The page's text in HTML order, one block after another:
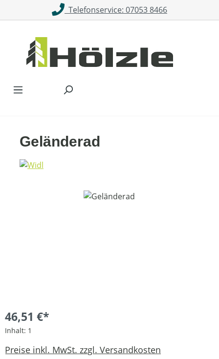
Zum Hauptinhalt springenTelefonservice: 07053 8466
Geländerad
Bildergalerie überspringen
46,51 €*
Inhalt: 1
Preise inkl. MwSt. zzgl. Versandkosten